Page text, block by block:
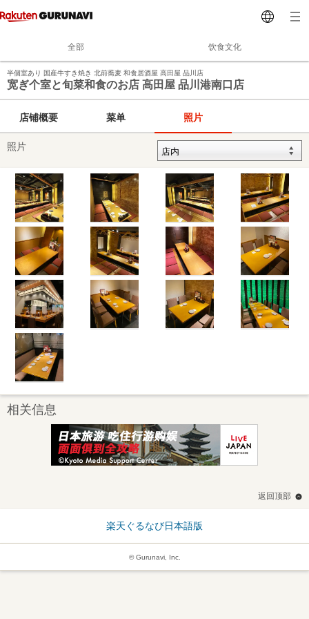
全部 饮食文化
半個室あり 国産牛すき焼き 北前蕎麦 和食居酒屋 高田屋 品川店
宽ぎ个室と旬菜和食のお店 高田屋 品川港南口店
店铺概要 菜单 照片
照片
相关信息
返回顶部
楽天ぐるなび日本語版
© Gurunavi, Inc.